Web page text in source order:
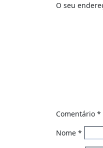
O seu
Comentário *
Nome *